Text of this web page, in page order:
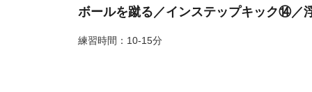
ボールを蹴る／インステップキック⑭／
練習時間：10-15分